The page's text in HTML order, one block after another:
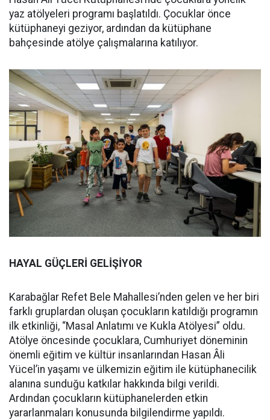
yaz atölyeleri programı başlatıldı. Çocuklar önce
kütüphaneyi geziyor, ardından da kütüphane
bahçesinde atölye çalışmalarına katılıyor.
HAYAL GÜÇLERİ GELİŞİYOR
Karabağlar Refet Bele Mahallesi’nden gelen ve her biri
farklı gruplardan oluşan çocukların katıldığı programın
ilk etkinliği, “Masal Anlatımı ve Kukla Atölyesi” oldu.
Atölye öncesinde çocuklara, Cumhuriyet döneminin
önemli eğitim ve kültür insanlarından Hasan Âli
Yücel’in yaşamı ve ülkemizin eğitim ile kütüphanecilik
alanına sunduğu katkılar hakkında bilgi verildi.
Ardından çocukların kütüphanelerden etkin
yararlanmaları konusunda bilgilendirme yapıldı.